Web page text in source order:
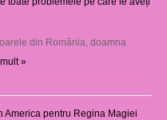
din România, doamna
»
America pentru Regina Magiei